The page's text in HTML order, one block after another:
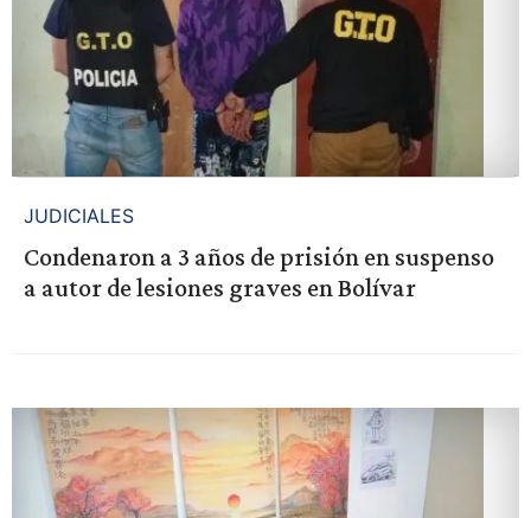
JUDICIALES
Condenaron a 3 años de prisión en suspenso
a autor de lesiones graves en Bolívar